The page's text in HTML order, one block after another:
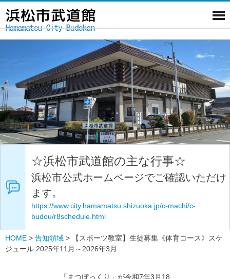
☆浜松市武道館の主な行事☆
浜松市公式ホームページでご確認いただけ
ます。
https://www.city.hamamatsu.shizuoka.jp/c-machi/c-
budou/r8schedule.html
HOME > 告知領域 >
【スポーツ教室】生徒募集《体育コース》スケ
ジュール 2025年11月～2026年3月
「まつぼっくり」が令和7年3月18